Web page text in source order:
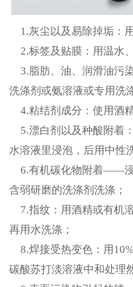
1.灰尘以及易除掉垢：
2.标签及贴膜：用温水
3.脂肪、油、润滑油污
洗涤剂或氨溶液或专用洗
4.粘结剂成分：使用酒
5.漂白剂以及种酸附着
水溶液里浸泡，后用中性
6.有机碳化物附着——浸
含弱研磨的洗涤剂洗涤；
7.指纹：用酒精或有机
再用水洗涤；
8.焊接受热变色：用
碳酸苏打淡溶液中和处理